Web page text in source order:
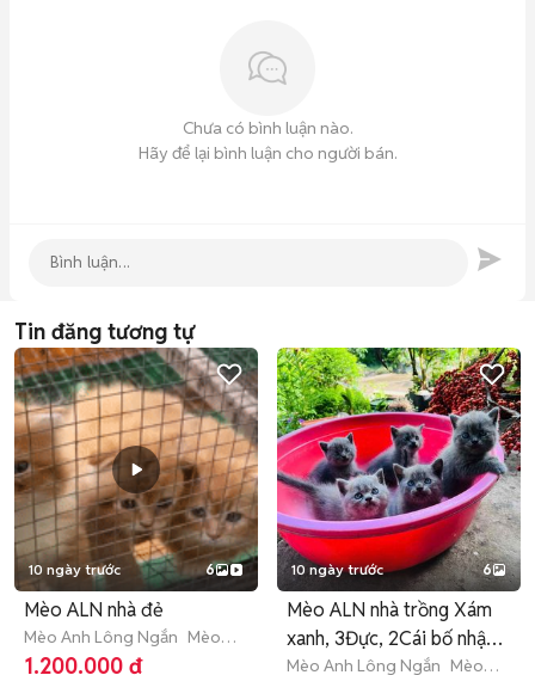
Chưa có bình luận nào.
Hãy để lại bình luận cho người bán.
Tin đăng tương tự
10 ngày trước 6
Mèo ALN nhà đẻ
Mèo Anh Lông Ngắn Mèo
con (dưới 3 tháng tuổi)
1.200.000 đ
10 ngày trước 6
Mèo ALN nhà trồng Xám
xanh, 3Đực, 2Cái bố nhập
Nga
Mèo Anh Lông Ngắn Mèo